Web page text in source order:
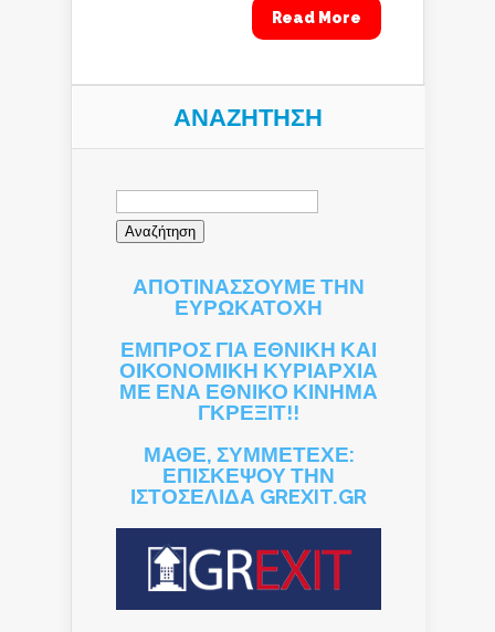
Read More
ΑΝΑΖΉΤΗΣΗ
Αναζήτηση
ΑΠΟΤΙΝΑΣΣΟΥΜΕ ΤΗΝ
ΕΥΡΩΚΑΤΟΧΗ
ΕΜΠΡΟΣ ΓΙΑ ΕΘΝΙΚΗ ΚΑΙ
ΟΙΚΟΝΟΜΙΚΗ ΚΥΡΙΑΡΧΙΑ
ΜΕ ΕΝΑ ΕΘΝΙΚΟ ΚΙΝΗΜΑ
ΓΚΡΕΞΙΤ!!
ΜΑΘΕ, ΣΥΜΜΕΤΕΧΕ:
ΕΠΙΣΚΕΨΟΥ ΤΗΝ
ΙΣΤΟΣΕΛΙΔΑ GREXIT.GR